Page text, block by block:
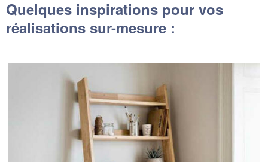
Quelques inspirations pour vos
réalisations sur-mesure :